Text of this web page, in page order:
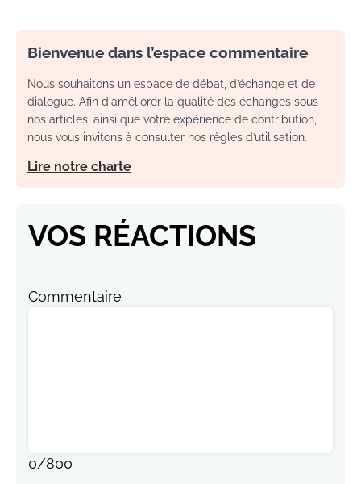
Bienvenue dans l’espace commentaire
Nous souhaitons un espace de débat, d’échange et de
dialogue. Afin d'améliorer la qualité des échanges sous
nos articles, ainsi que votre expérience de contribution,
nous vous invitons à consulter nos règles d’utilisation.
Lire notre charte
VOS RÉACTIONS
Commentaire
0/800